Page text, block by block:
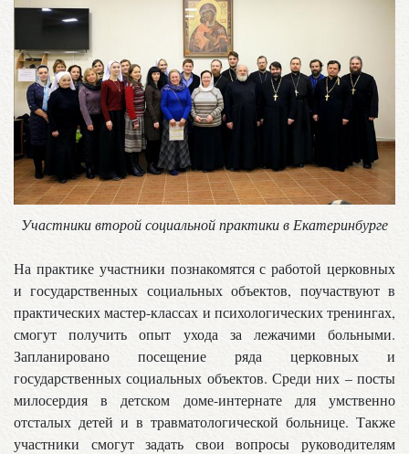
Участники второй социальной практики в Екатеринбурге
На практике участники познакомятся с работой церковных
и государственных социальных объектов, поучаствуют в
практических мастер-классах и психологических тренингах,
смогут получить опыт ухода за лежачими больными.
Запланировано посещение ряда церковных и
государственных социальных объектов. Среди них – посты
милосердия в детском доме-интернате для умственно
отсталых детей и в травматологической больнице. Также
участники смогут задать свои вопросы руководителям